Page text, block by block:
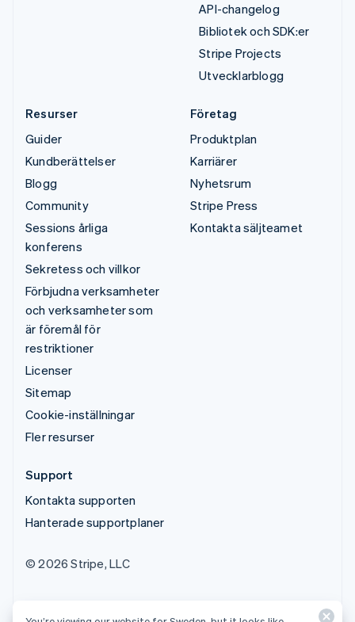
API-changelog
Bibliotek och SDK:er
Stripe Projects
Utvecklarblogg
Resurser
Guider
Kundberättelser
Blogg
Community
Sessions årliga
konferens
Sekretess och villkor
Förbjudna verksamheter
och verksamheter som
är föremål för
restriktioner
Licenser
Sitemap
Cookie-inställningar
Fler resurser
Företag
Produktplan
Karriärer
Nyhetsrum
Stripe Press
Kontakta säljteamet
Support
Kontakta supporten
Hanterade supportplaner
© 2026 Stripe, LLC